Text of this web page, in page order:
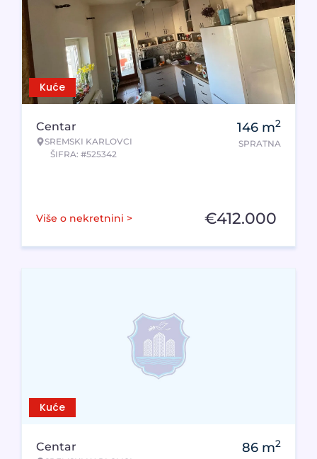
Kuće
Centar
SREMSKI KARLOVCI
ŠIFRA: #525342
146 m2
SPRATNA
Više o nekretnini > €412.000
Kuće
Centar 86 m2